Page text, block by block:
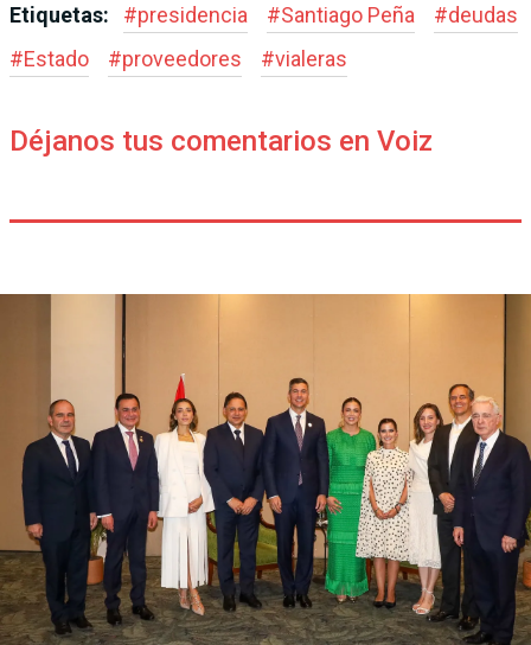
Etiquetas: #presidencia #Santiago Peña #deudas
#Estado #proveedores #vialeras
Déjanos tus comentarios en Voiz